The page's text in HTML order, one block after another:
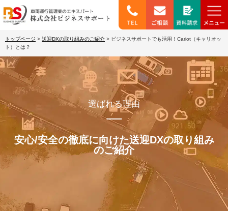
トップページ > 送迎DXの取り組みのご紹介 > ビジネスサポートでも活用！Cariot（キャリオッ
ト）とは？
選ばれる理由
安心/安全の徹底に向けた送迎DXの取り組み
のご紹介